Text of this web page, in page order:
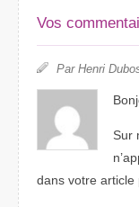
Vos
Par Henri
Sur
dans votre article